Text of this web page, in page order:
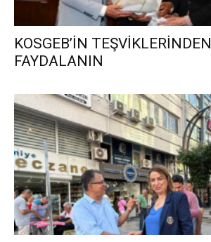
KOSGEB’İN TEŞVİKLERİNDEN
FAYDALANIN